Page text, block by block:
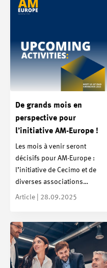
De grands mois en
perspective pour
l’initiative AM-Europe !
Les mois à venir seront
décisifs pour AM-Europe :
l’initiative de Cecimo et de
diverses associations…
Article | 28.09.2025